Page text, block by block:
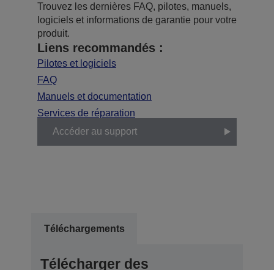
Trouvez les dernières FAQ, pilotes, manuels,
logiciels et informations de garantie pour votre
produit.
Liens recommandés :
Pilotes et logiciels
FAQ
Manuels et documentation
Services de réparation
Accéder au support
Téléchargements
Télécharger des